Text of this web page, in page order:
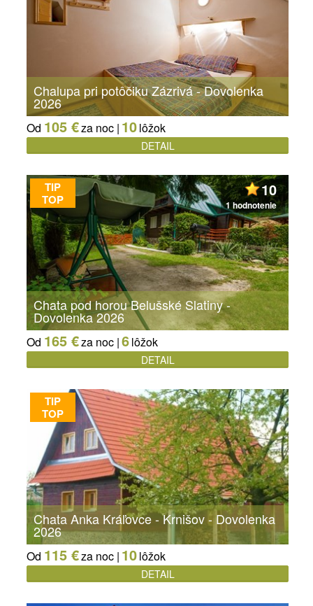
Chalupa pri potôčiku Zázrivá - Dovolenka
2026
Od 105 €za noc | 10lôžok
DETAIL
TIP
TOP
10
1 hodnotenie
Chata pod horou Belušské Slatiny -
Dovolenka 2026
Od 165 €za noc |6lôžok
DETAIL
TIP
TOP
Chata Anka Kráľovce - Krnišov - Dovolenka
2026
Od 115 €za noc | 10lôžok
DETAIL